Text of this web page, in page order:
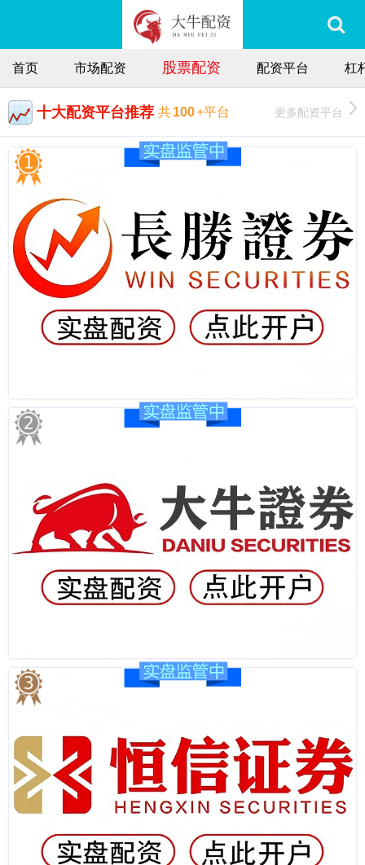
首页 市场配资 股票配资 配资平台 杠
十大配资平台推荐 共100+平台 更多配资平台